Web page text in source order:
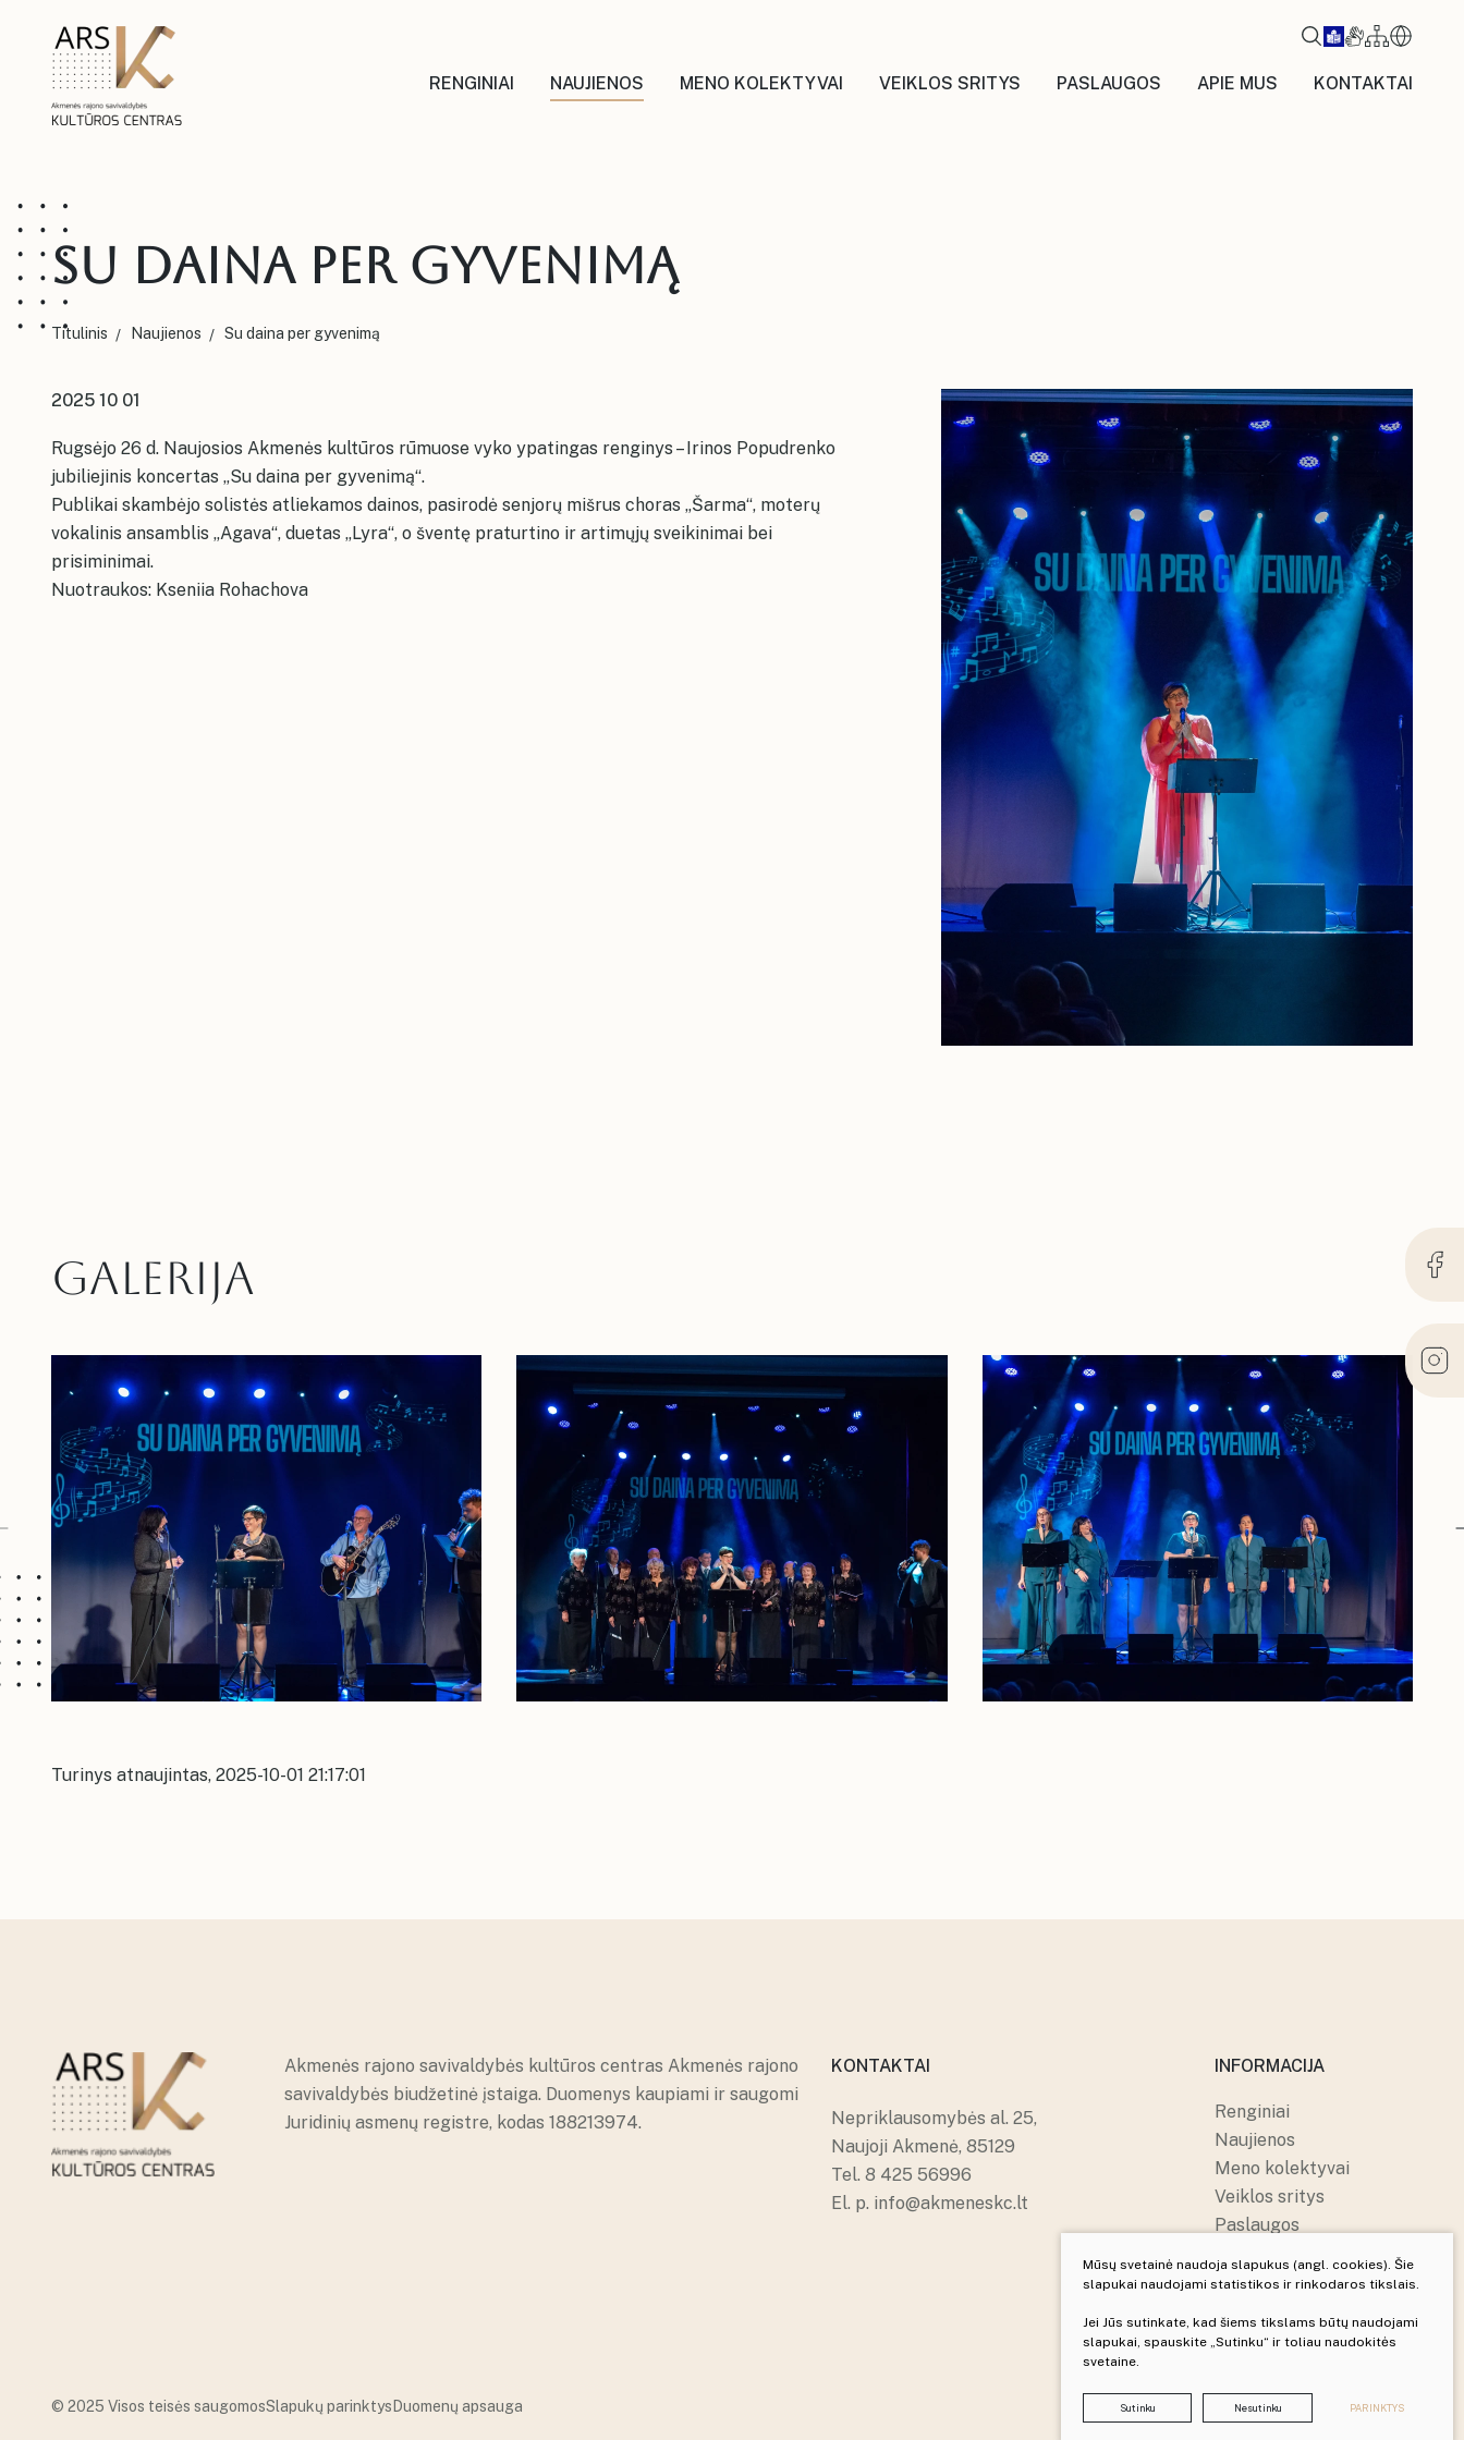
RENGINIAI NAUJIENOS MENO KOLEKTYVAI VEIKLOS SRITYS PASLAUGOS APIE MUS KONTAKTAI
Su daina per gyvenimą
Titulinis Naujienos Su daina per gyvenimą
2025 10 01
Rugsėjo 26 d. Naujosios Akmenės kultūros rūmuose vyko ypatingas renginys – Irinos Popudrenko
jubiliejinis koncertas „Su daina per gyvenimą“.
Publikai skambėjo solistės atliekamos dainos, pasirodė senjorų mišrus choras „Šarma“, moterų
vokalinis ansamblis „Agava“, duetas „Lyra“, o šventę praturtino ir artimųjų sveikinimai bei
prisiminimai.
Nuotraukos: Kseniia Rohachova
GALERIJA
Turinys atnaujintas, 2025-10-01 21:17:01
Akmenės rajono savivaldybės kultūros centras Akmenės rajono
savivaldybės biudžetinė įstaiga. Duomenys kaupiami ir saugomi
Juridinių asmenų registre, kodas 188213974.
KONTAKTAI
Nepriklausomybės al. 25,
Naujoji Akmenė, 85129
Tel. 8 425 56996
El. p. info@akmeneskc.lt
INFORMACIJA
Renginiai
Naujienos
Meno kolektyvai
Veiklos sritys
Paslaugos
Struktūra ir kontaktai
© 2025 Visos teisės saugomosSlapukų parinktys Duomenų apsauga Sukurta:TEXUS
Mūsų svetainė naudoja slapukus (angl. cookies). Šie
slapukai naudojami statistikos ir rinkodaros tikslais.
Jei Jūs sutinkate, kad šiems tikslams būtų naudojami
slapukai, spauskite „Sutinku“ ir toliau naudokitės
svetaine.
Sutinku Nesutinku PARINKTYS